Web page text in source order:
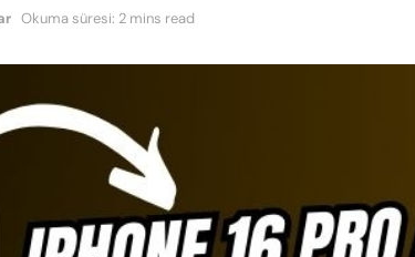
Okuma süresi: 2 mins read